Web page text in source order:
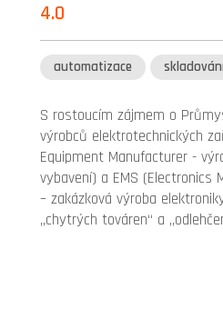
4.0
automatizace
S rostoucím zájmem o
výrobců elektrotechnických
Equipment Manufacturer -
vybavení) a EMS (Electronics
– zakázková výroba
„chytrých továren“ a